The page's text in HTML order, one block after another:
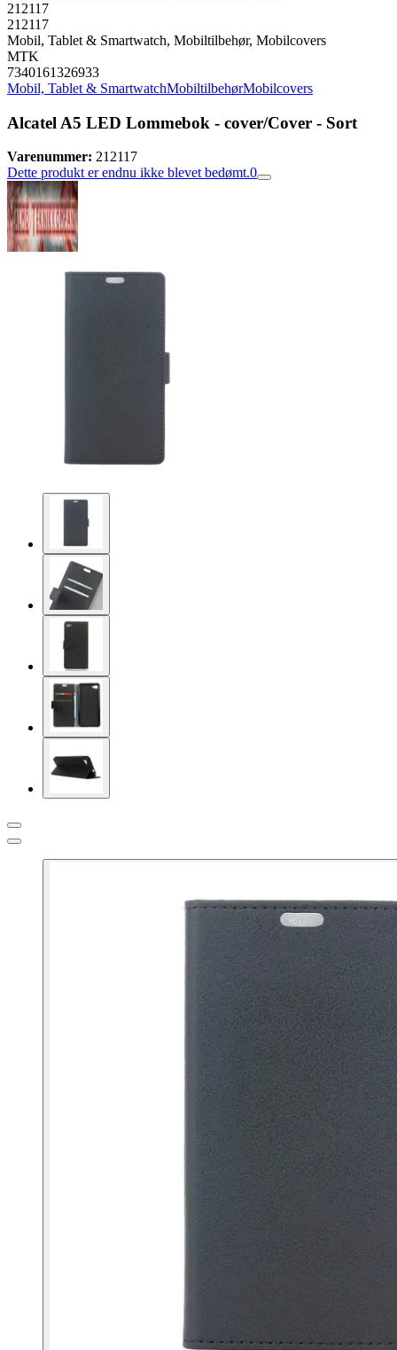
212117
212117
Mobil, Tablet & Smartwatch, Mobiltilbehør, Mobilcovers
MTK
7340161326933
Mobil, Tablet & SmartwatchMobiltilbehørMobilcovers
Alcatel A5 LED Lommebok - cover/Cover - Sort
Varenummer: 212117
Dette produkt er endnu ikke blevet bedømt.0